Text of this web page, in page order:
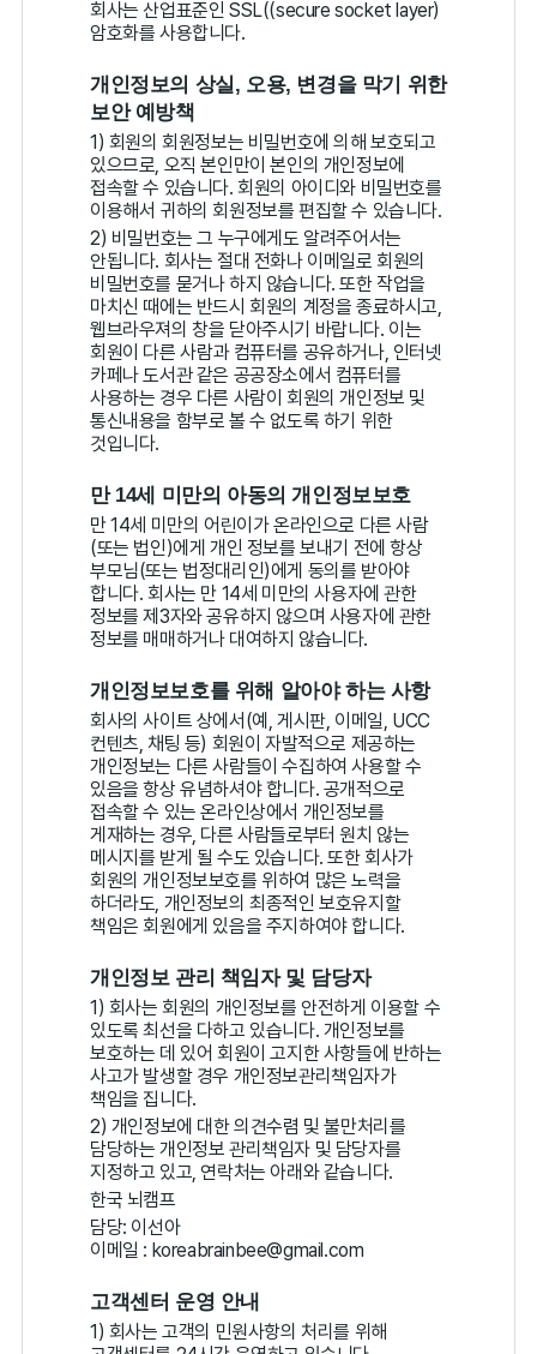
회사는 산업표준인 SSL((secure socket layer)
암호화를 사용합니다.
개인정보의 상실, 오용, 변경을 막기 위한
보안 예방책
1) 회원의 회원정보는 비밀번호에 의해 보호되고
있으므로, 오직 본인만이 본인의 개인정보에
접속할 수 있습니다. 회원의 아이디와 비밀번호를
이용해서 귀하의 회원정보를 편집할 수 있습니다.
2) 비밀번호는 그 누구에게도 알려주어서는
안됩니다. 회사는 절대 전화나 이메일로 회원의
비밀번호를 묻거나 하지 않습니다. 또한 작업을
마치신 때에는 반드시 회원의 계정을 종료하시고,
웹브라우져의 창을 닫아주시기 바랍니다. 이는
회원이 다른 사람과 컴퓨터를 공유하거나, 인터넷
카페나 도서관 같은 공공장소에서 컴퓨터를
사용하는 경우 다른 사람이 회원의 개인정보 및
통신내용을 함부로 볼 수 없도록 하기 위한
것입니다.
만 14세 미만의 아동의 개인정보보호
만 14세 미만의 어린이가 온라인으로 다른 사람
(또는 법인)에게 개인 정보를 보내기 전에 항상
부모님(또는 법정대리인)에게 동의를 받아야
합니다. 회사는 만 14세 미만의 사용자에 관한
정보를 제3자와 공유하지 않으며 사용자에 관한
정보를 매매하거나 대여하지 않습니다.
개인정보보호를 위해 알아야 하는 사항
회사의 사이트 상에서(예, 게시판, 이메일, UCC
컨텐츠, 채팅 등) 회원이 자발적으로 제공하는
개인정보는 다른 사람들이 수집하여 사용할 수
있음을 항상 유념하셔야 합니다. 공개적으로
접속할 수 있는 온라인상에서 개인정보를
게재하는 경우, 다른 사람들로부터 원치 않는
메시지를 받게 될 수도 있습니다. 또한 회사가
회원의 개인정보보호를 위하여 많은 노력을
하더라도, 개인정보의 최종적인 보호유지할
책임은 회원에게 있음을 주지하여야 합니다.
개인정보 관리 책임자 및 담당자
1) 회사는 회원의 개인정보를 안전하게 이용할 수
있도록 최선을 다하고 있습니다. 개인정보를
보호하는 데 있어 회원이 고지한 사항들에 반하는
사고가 발생할 경우 개인정보관리책임자가
책임을 집니다.
2) 개인정보에 대한 의견수렴 및 불만처리를
담당하는 개인정보 관리책임자 및 담당자를
지정하고 있고, 연락처는 아래와 같습니다.
한국 뇌캠프
담당: 이선아
이메일 : koreabrainbee@gmail.com
고객센터 운영 안내
1) 회사는 고객의 민원사항의 처리를 위해